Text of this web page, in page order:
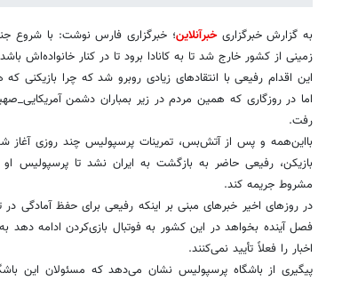
به گزارش خبرگزاریخبرآنلاین؛ خبرگزاری فارس نوشت: با شروع
زمینی از کشور خارج شد تا به کانادا برود تا در کنار خانواده‌اش
این اقدام رفیعی با انتقادهای زیادی روبرو شد که چرا
اما در روزگاری که همین مردم در زیر بمباران دشمن
رفت.
بااین‌همه و پس از آتش‌بس، تمرینات پرسپولیس چند روزی آغاز
مشروط جریمه کند.
در روزهای اخیر خبرهای مبنی بر اینکه رفیعی برای حفظ آمادگی در
فصل آینده بخواهد در این کشور به فوتبال بازی‌کردن ادامه
اخبار را فعلاً تأیید نمی‌کنند.
پیگیری از باشگاه پرسپولیس نشان می‌دهد که مسئولان این